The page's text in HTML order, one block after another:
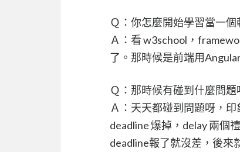
Ｑ：你怎麼開始學習當一個
Ａ：看 w3school，
了。那時候是前端用
Ｑ：那時候有碰到什麼問題
Ａ：天天都碰到問題呀，
deadline 爆掉，delay 兩個
deadline報了就沒差，後來